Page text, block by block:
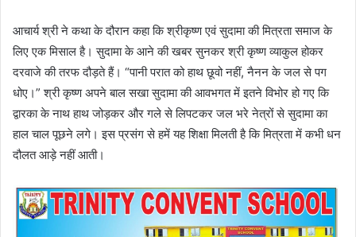
आचार्य श्री ने कथा के दौरान कहा कि श्रीकृष्ण एवं सुदामा की मित्रता समाज के
लिए एक मिसाल है। सुदामा के आने की खबर सुनकर श्री कृष्ण व्याकुल होकर
दरवाजे की तरफ दौड़ते हैं। “पानी परात को हाथ छूवो नहीं, नैनन के जल से पग
धोए।” श्री कृष्ण अपने बाल सखा सुदामा की आवभगत में इतने विभोर हो गए कि
द्वारका के नाथ हाथ जोड़कर और गले से लिपटकर जल भरे नेत्रों से सुदामा का
हाल चाल पूछने लगे। इस प्रसंग से हमें यह शिक्षा मिलती है कि मित्रता में कभी धन
दौलत आड़े नहीं आती।